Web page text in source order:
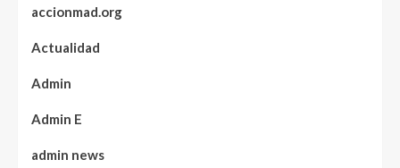
accionmad.org
Actualidad
Admin
Admin E
admin news